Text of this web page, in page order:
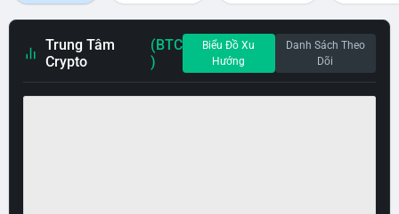
Trung Tâm
Crypto
(BTC
)
Biểu Đồ Xu
Hướng
Danh Sách Theo
Dõi